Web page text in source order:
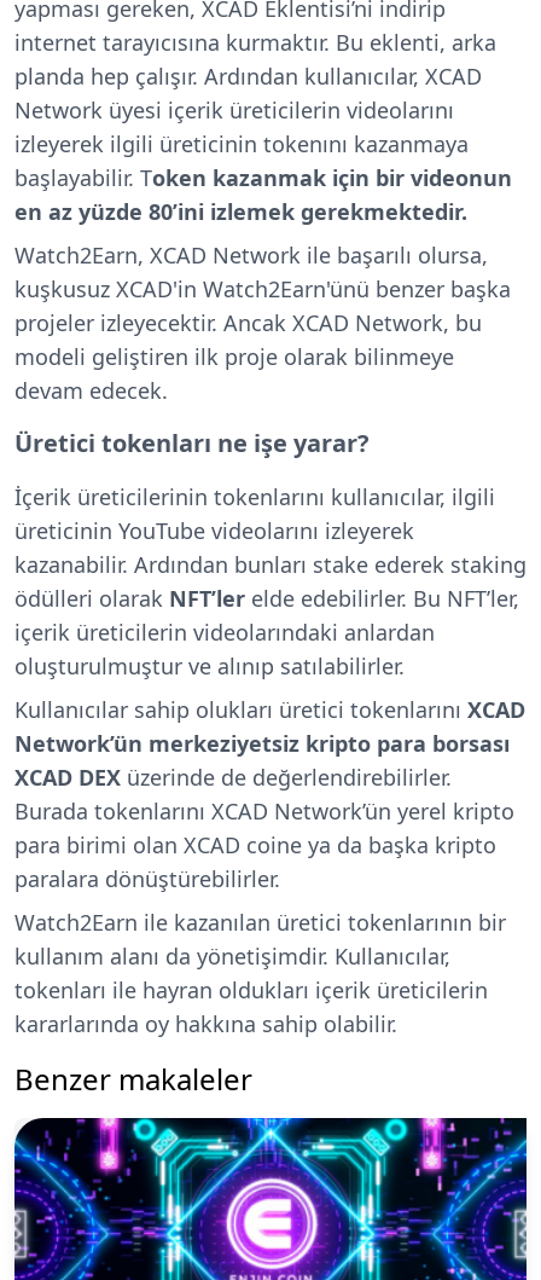
yapması gereken, XCAD Eklentisi’ni indirip
internet tarayıcısına kurmaktır. Bu eklenti, arka
planda hep çalışır. Ardından kullanıcılar, XCAD
Network üyesi içerik üreticilerin videolarını
izleyerek ilgili üreticinin tokenını kazanmaya
başlayabilir. Token kazanmak için bir videonun
en az yüzde 80’ini izlemek gerekmektedir.
Watch2Earn, XCAD Network ile başarılı olursa,
kuşkusuz XCAD'in Watch2Earn'ünü benzer başka
projeler izleyecektir. Ancak XCAD Network, bu
modeli geliştiren ilk proje olarak bilinmeye
devam edecek.
Üretici tokenları ne işe yarar?
İçerik üreticilerinin tokenlarını kullanıcılar, ilgili
üreticinin YouTube videolarını izleyerek
kazanabilir. Ardından bunları stake ederek staking
ödülleri olarak NFT’ler elde edebilirler. Bu NFT’ler,
içerik üreticilerin videolarındaki anlardan
oluşturulmuştur ve alınıp satılabilirler.
Kullanıcılar sahip olukları üretici tokenlarını XCAD
Network’ün merkeziyetsiz kripto para borsası
XCAD DEX üzerinde de değerlendirebilirler.
Burada tokenlarını XCAD Network’ün yerel kripto
para birimi olan XCAD coine ya da başka kripto
paralara dönüştürebilirler.
Watch2Earn ile kazanılan üretici tokenlarının bir
kullanım alanı da yönetişimdir. Kullanıcılar,
tokenları ile hayran oldukları içerik üreticilerin
kararlarında oy hakkına sahip olabilir.
Benzer makaleler